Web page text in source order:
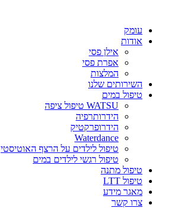
עומק
אודות
אילן פסי
אפרת פסי
המלצות
השירותים שלנו
טיפול במים
WATSU טיפול ציפה
הידרותרפיה
הידרופרקטיק
Waterdance
טיפול לילדים על הרצף האוטיסטי
טיפול רגשי לילדים במים
טיפול מתנה
טיפול LTT
מאגר מידע
צרו קשר